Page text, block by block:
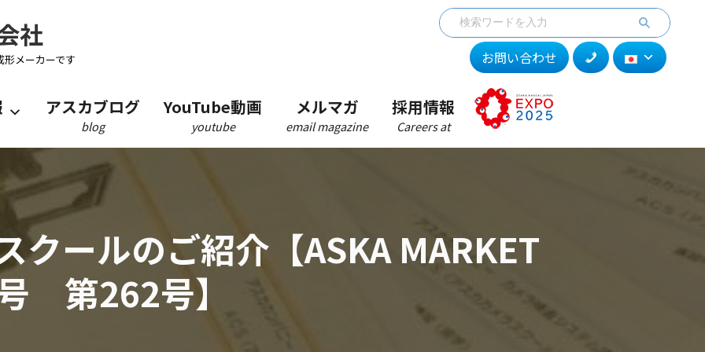
社
メーカーです お問い合わせ
アスカブログ
blog
YouTube動画
youtube
メルマガ
email magazine
採用情報
Careers at
クールのご紹介【ASKA MARKET
第262号】